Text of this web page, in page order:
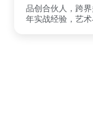
品创合伙人，跨
年实战经验，艺术